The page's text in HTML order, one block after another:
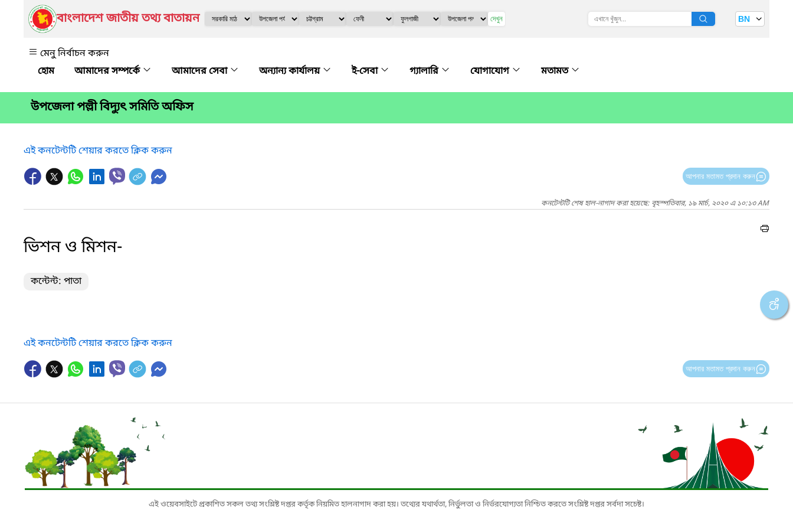
বাংলাদেশ জাতীয় তথ্য বাতায়ন দেখুন BN
মেনু নির্বাচন করুন
আমাদের সম্পর্কে
আমাদের সেবা অন্যান্য কার্যালয় ই-সেবা গ্যালারি যোগাযোগ মতামত
উপজেলা পল্লী বিদ্যুৎ সমিতি অফিস
এই কনটেন্টটি শেয়ার করতে ক্লিক করুন
আপনার মতামত প্রদান করুন
কনটেন্টটি শেষ হাল-নাগাদ করা হয়েছে: বৃহস্পতিবার, ১৯ মার্চ, ২০২০ এ ১০:১৩ AM
ভিশন ও মিশন-
কন্টেন্ট: পাতা
এই কনটেন্টটি শেয়ার করতে ক্লিক করুন
আপনার মতামত প্রদান করুন
এই ওয়েবসাইটে প্রকাশিত সকল তথ্য সংশ্লিষ্ট দপ্তর কর্তৃক নিয়মিত হালনাগাদ করা হয়। তথ্যের যথার্থতা, নির্ভুলতা ও নির্ভরযোগ্যতা নিশ্চিত করতে সংশ্লিষ্ট দপ্তর সর্বদা সচেষ্ট।